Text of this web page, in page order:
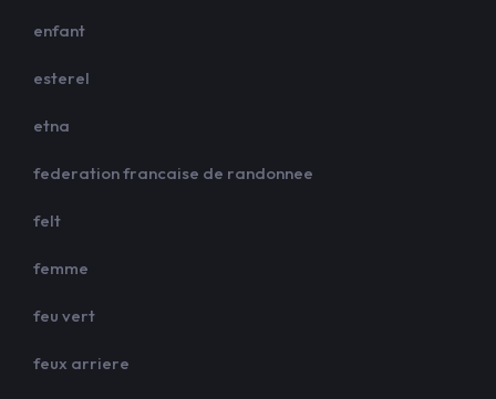
enfant
esterel
etna
federation francaise de randonnee
felt
femme
feu vert
feux arriere